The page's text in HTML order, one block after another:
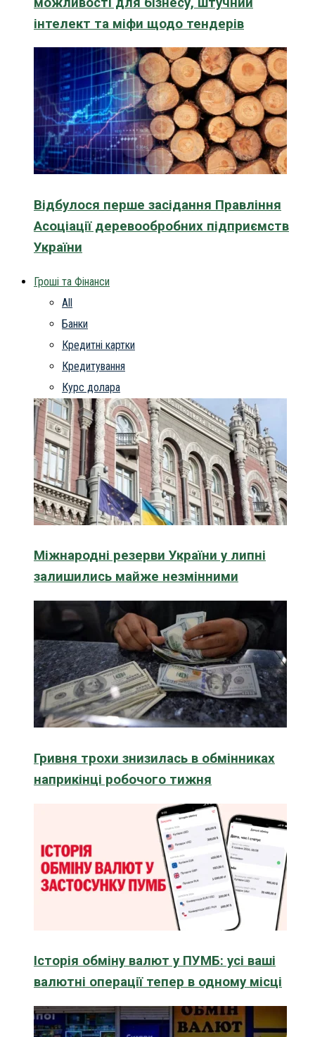
інтелект та міфи щодо тендерів
Відбулося перше засідання Правління
Асоціації деревообробних підприємств
України
Гроші та Фінанси
All
Банки
Кредитні картки
Кредитування
Курс долара
Міжнародні резерви України у липні
залишились майже незмінними
Гривня трохи знизилась в обмінниках
наприкінці робочого тижня
Історія обміну валют у ПУМБ: усі ваші
валютні операції тепер в одному місці